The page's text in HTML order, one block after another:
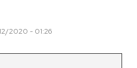
2020 - 01:26